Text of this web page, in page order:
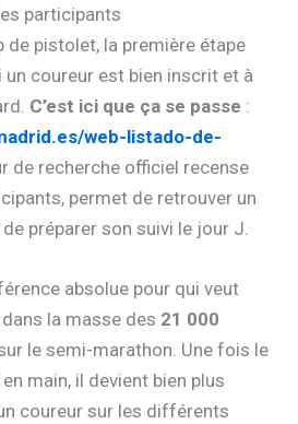
participants
de pistolet, la première étape
coureur est bien inscrit et à
C’est ici que ça se passe :
web-listado-de-
de recherche officiel recense
permet de retrouver un
préparer son suivi le jour J.
absolue pour qui veut
la masse des 21 000
le semi-marathon. Une fois le
main, il devient bien plus
coureur sur les différents